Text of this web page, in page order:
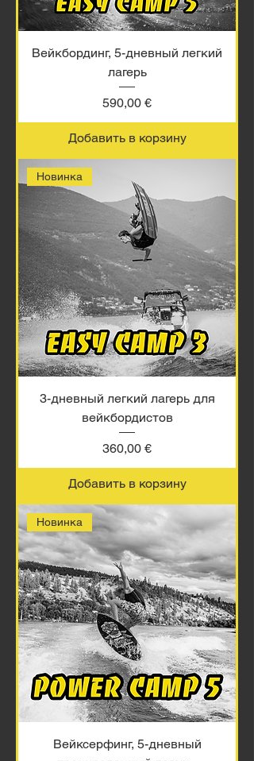
Вейкбординг, 5-дневный легкий
лагерь
Цена
590,00 €
Добавить в корзину
Новинка
3-дневный легкий лагерь для
вейкбордистов
Цена
360,00 €
Добавить в корзину
Новинка
Вейксерфинг, 5-дневный